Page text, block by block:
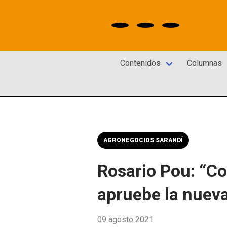
Contenidos Columnas
AGRONEGOCIOS SARANDÍ
Rosario Pou:
apruebe la
09 agosto 2021